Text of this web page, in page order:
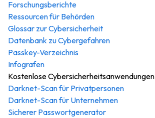
Forschungsberichte
Ressourcen für Behörden
Glossar zur Cybersicherheit
Datenbank zu Cybergefahren
Passkey-Verzeichnis
Infografen
Kostenlose Cybersicherheitsanwendungen
Darknet-Scan für Privatpersonen
Darknet-Scan für Unternehmen
Sicherer Passwortgenerator